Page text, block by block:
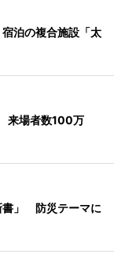
泊の複合施設「太
来場者数100万
書」 防災テーマに